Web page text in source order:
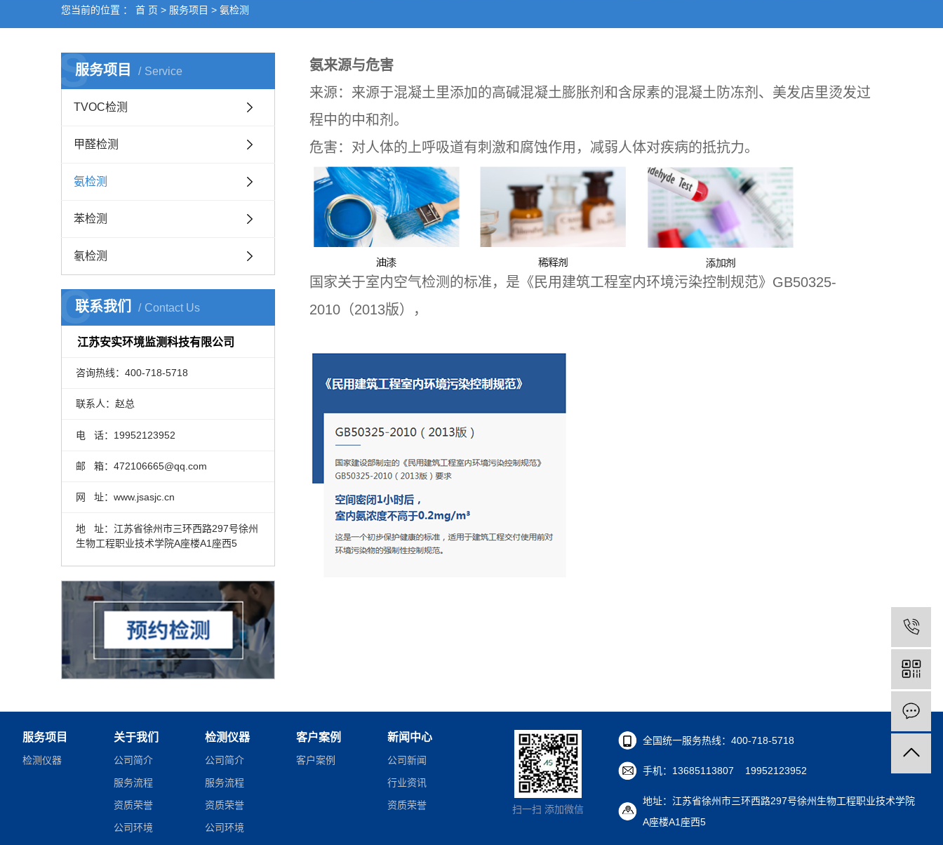
您当前的位置 ： 首 页 > 服务项目 > 氨检测
服务项目 Service
S
TVOC检测
甲醛检测
氨检测
苯检测
氡检测
联系我们 Contact Us
C
江苏安实环境监测科技有限公司
咨询热线：400-718-5718
联系人：赵总
电 话：19952123952
邮 箱：472106665@qq.com
网 址：www.jsasjc.cn
地 址：江苏省徐州市三环西路297号徐州
生物工程职业技术学院A座楼A1座西5
氨来源与危害
来源：来源于混凝土里添加的高碱混凝土膨胀剂和含尿素的混凝土防冻剂、美发店里烫发过
程中的中和剂。
危害：对人体的上呼吸道有刺激和腐蚀作用，减弱人体对疾病的抵抗力。
国家关于室内空气检测的标准，是《民用建筑工程室内环境污染控制规范》GB50325-
2010（2013版），
服务项目
检测仪器
关于我们
公司简介
服务流程
资质荣誉
公司环境
检测仪器
公司简介
服务流程
资质荣誉
公司环境
客户案例
客户案例
新闻中心
公司新闻
行业资讯
资质荣誉
扫一扫 添加微信
全国统一服务热线：400-718-5718
手机：13685113807 19952123952
地址：江苏省徐州市三环西路297号徐州生物工程职业技术学院
A座楼A1座西5